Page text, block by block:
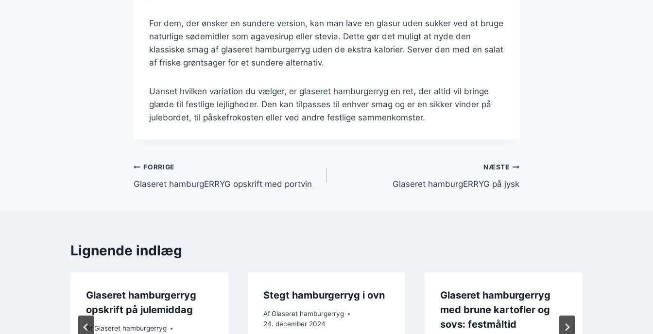
For dem, der ønsker en sundere version, kan man lave en glasur uden sukker ved at bruge
naturlige sødemidler som agavesirup eller stevia. Dette gør det muligt at nyde den
klassiske smag af glaseret hamburgerryg uden de ekstra kalorier. Server den med en salat
af friske grøntsager for et sundere alternativ.
Uanset hvilken variation du vælger, er glaseret hamburgerryg en ret, der altid vil bringe
glæde til festlige lejligheder. Den kan tilpasses til enhver smag og er en sikker vinder på
julebordet, til påskefrokosten eller ved andre festlige sammenkomster.
Indlægsnavigation
FORRIGE
Glaseret hamburgERRYG opskrift med portvin
NÆSTE
Glaseret hamburgERRYG på jysk
Lignende indlæg
Glaseret hamburgerryg
opskrift på julemiddag
AfGlaseret hamburgerryg
Stegt hamburgerryg i ovn
Af Glaseret hamburgerryg
24. december 2024
Glaseret hamburgerryg
med brune kartofler og
sovs: festmåltid